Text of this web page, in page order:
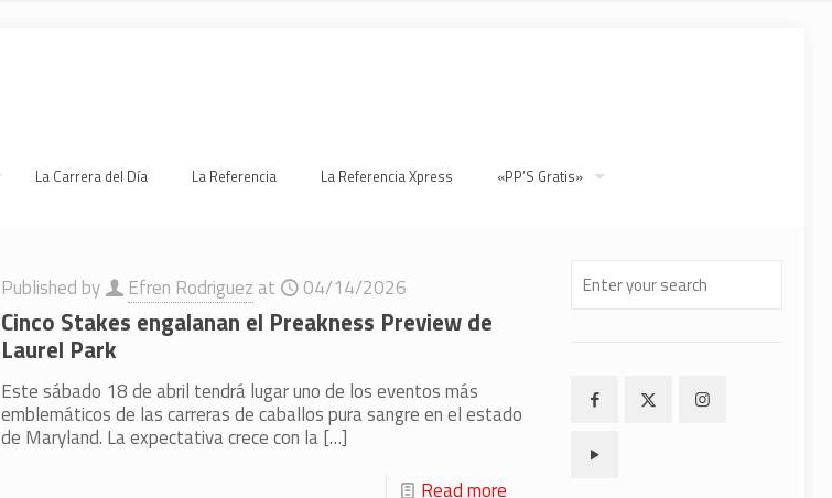
La Carrera del Día La Referencia La Referencia Xpress «PP’S Gratis»
Published by Efren Rodriguez at 04/14/2026
Cinco Stakes engalanan el Preakness Preview de
Laurel Park
Este sábado 18 de abril tendrá lugar uno de los eventos más
emblemáticos de las carreras de caballos pura sangre en el estado
de Maryland. La expectativa crece con la[…]
Read more